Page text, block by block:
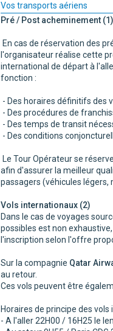
Vos transports aériens
Pré / Post acheminement
En cas de réservation des
l'organisateur réalise cette
international de départ à
fonction :
- Des horaires définitifs des
- Des procédures de
- Des temps de transit
- Des conditions
Le Tour Opérateur se
afin d'assurer la meilleur
passagers (véhicules légers,
Vols internationaux (2)
Dans le cas de voyages
possibles est non
l'inscription selon l'offre
Sur la compagnie Qatar
au retour.
Ces vols peuvent être
Horaires de principe des
- A l'aller 22H00 / 16H25 le